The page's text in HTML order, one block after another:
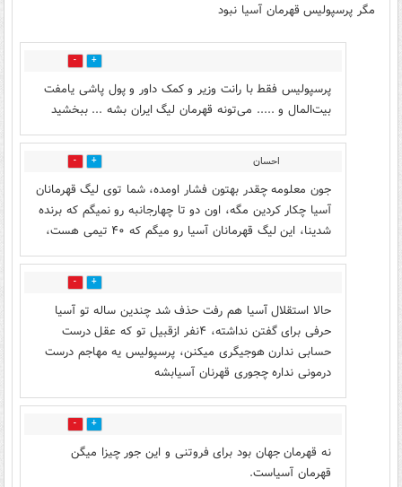
مگر پرسپولیس قهرمان آسیا نبود
7
پرسپولیس فقط با رانت وزیر و کمک داور و پول پاشی یامفت
بیت‌المال و ..... می‌تونه قهرمان لیگ ایران بشه ... ببخشید
احسان 0
جون معلومه چقدر بهتون فشار اومده، شما توی لیگ قهرمانان
آسیا چکار کردین مگه، اون دو تا چهارجانبه رو نمیگم که برنده
شدینا، این لیگ قهرمانان آسیا رو میگم که ۴۰ تیمی هست،
0
حالا استقلال آسیا هم رفت حذف شد چندین ساله تو آسیا
حرفی برای گفتن نداشته، ۴نفر ازقبیل تو که عقل درست
حسابی ندارن هوجیگری میکنن، پرسپولیس یه مهاجم درست
درمونی نداره چجوری قهرنان آسیابشه
2
نه قهرمان جهان بود برای فروتنی و این جور چیزا میگن
قهرمان آسیاست.